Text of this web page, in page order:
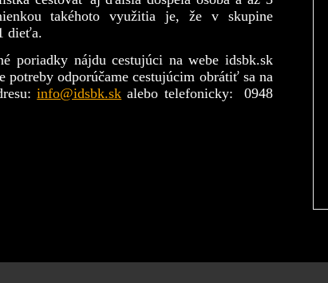
takéhoto využitia je, že v skupine
dieťa.
poriadky nájdu cestujúci na webe idsbk.sk
potreby odporúčame cestujúcim obrátiť sa na
info@idsbk.sk alebo telefonicky: 0948